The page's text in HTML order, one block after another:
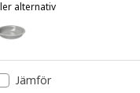
alternativ
DAGGASTER,
Jämför